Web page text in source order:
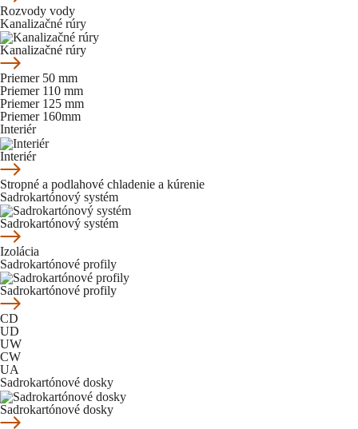
Rozvody vody
Kanalizačné rúry
Kanalizačné rúry
Priemer 50 mm
Priemer 110 mm
Priemer 125 mm
Priemer 160mm
Interiér
Interiér
Stropné a podlahové chladenie a kúrenie
Sadrokartónový systém
Sadrokartónový systém
Izolácia
Sadrokartónové profily
Sadrokartónové profily
CD
UD
UW
CW
UA
Sadrokartónové dosky
Sadrokartónové dosky